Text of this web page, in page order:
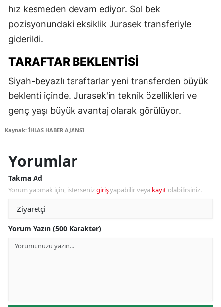
hız kesmeden devam ediyor. Sol bek
pozisyonundaki eksiklik Jurasek transferiyle
giderildi.
TARAFTAR BEKLENTISI
Siyah-beyazlı taraftarlar yeni transferden büyük
beklenti içinde. Jurasek'in teknik özellikleri ve
genç yaşı büyük avantaj olarak görülüyor.
Kaynak: İHLAS HABER AJANSI
Yorumlar
Takma Ad
Yorum yapmak için, istersenizgirişyapabilir veya kayıt olabilirsiniz.
Yorum Yazın (500 Karakter)